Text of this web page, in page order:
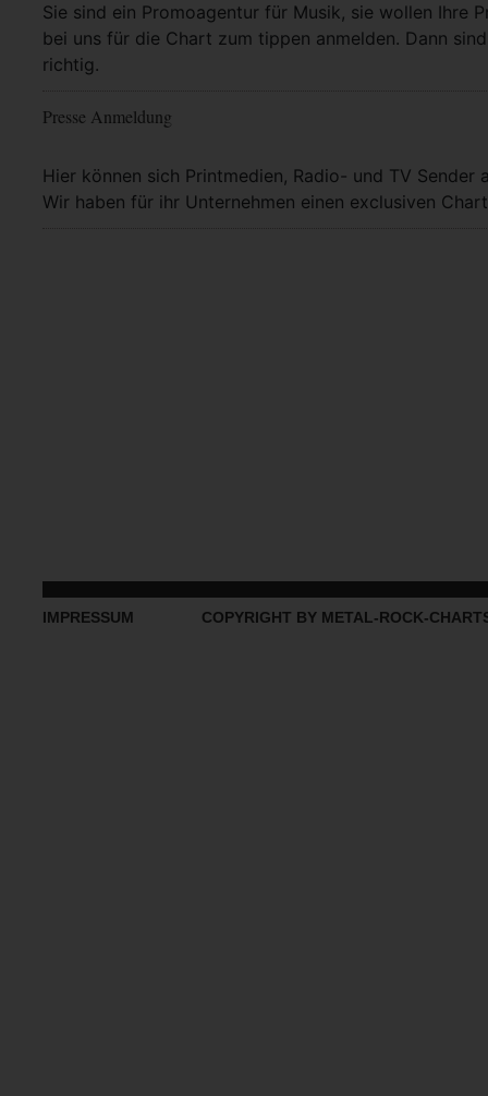
Sie sind ein Promoagentur für Musik, sie wollen Ihre
bei uns für die Chart zum tippen anmelden. Dann
richtig.
Presse Anmeldung
Hier können sich Printmedien, Radio- und TV Sender
Wir haben für ihr Unternehmen einen exclusiven
Mehr Info
IMPRESSUM COPYRIGHT BY METAL-ROCK-